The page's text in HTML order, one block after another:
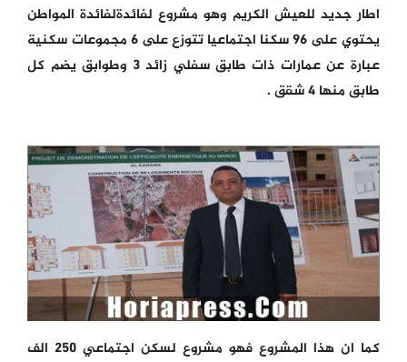
اطار جديد للعيش الكريم وهو مشروع لفائدةلفائدة المواطن
يحتوي على 96 سكنا اجتماعيا تتوزع على 6 مجموعات سكنية
عبارة عن عمارات ذات طابق سفلي زائد 3 وطوابق يضم كل
طابق منها 4 شقق .
كما ان هذا المشروع فهو مشروع لسكن اجتماعي 250 الف